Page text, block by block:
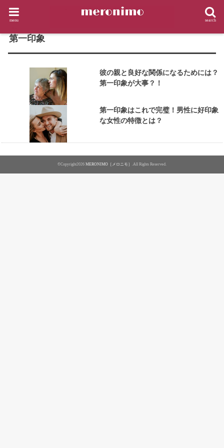
search
menu
HOME
第一印象
彼の親と良好な関係になるためには？
第一印象が大事？！
第一印象はこれで完璧！男性に好印象
な女性の特徴とは？
©Copyright2026 MERONIMO［メロニモ］ .All Rights Reserved.